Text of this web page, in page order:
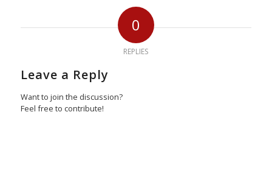
0
REPLIES
Leave a Reply
Want to join the discussion?
Feel free to contribute!